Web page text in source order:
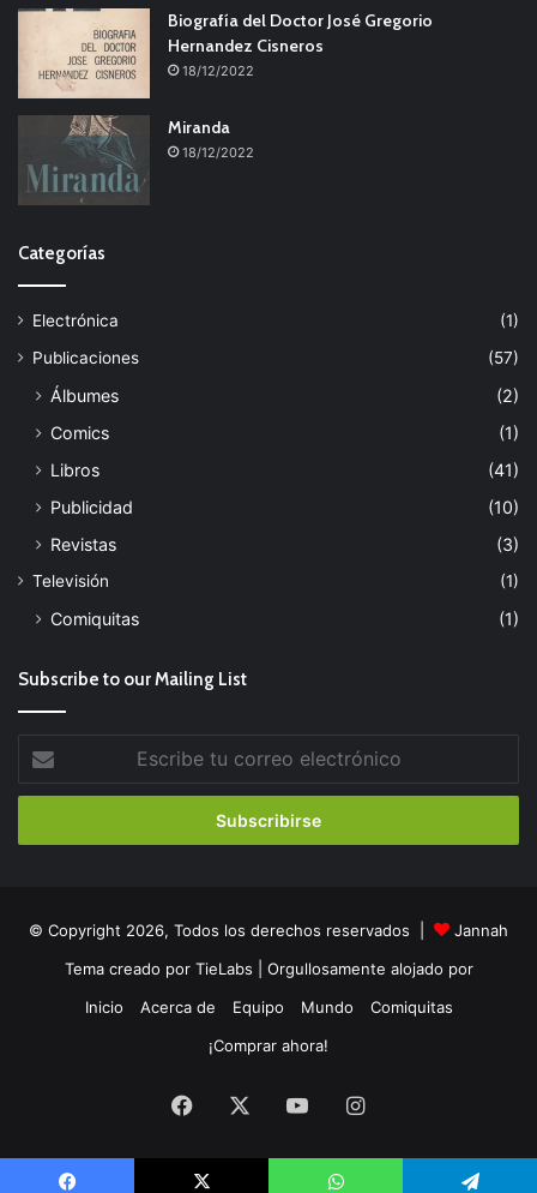
Biografía del Doctor José Gregorio
Hernandez Cisneros
18/12/2022
Miranda
18/12/2022
Categorías
Electrónica
(1)
Publicaciones
(57)
Álbumes
(2)
Comics
(1)
Libros
(41)
Publicidad
(10)
Revistas
(3)
Televisión (1)
Comiquitas (1)
Subscribe to our Mailing List
correo
© Copyright 2026, Todos los derechos reservados |
Jannah
Tema creado por TieLabs | Orgullosamente alojado por
Inicio
Acerca de Equipo Mundo
Comiquitas
¡Comprar ahora!
Facebook YouTubeInstagram